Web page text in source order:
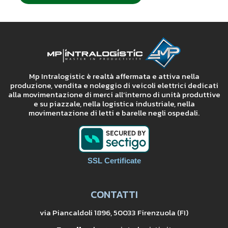
Mp Intralogistic è realtà affermata e attiva nella
produzione, vendita e noleggio di veicoli elettrici dedicati
alla movimentazione di merci all’interno di unità produttive
e su piazzale, nella logistica industriale, nella
movimentazione di letti e barelle negli ospedali.
SSL Certificate
CONTATTI
via Piancaldoli 1896, 50033 Firenzuola (FI)